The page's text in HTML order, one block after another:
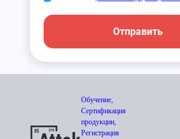
Отправить
Обучение,
Сертификация
продукции,
Регистрация